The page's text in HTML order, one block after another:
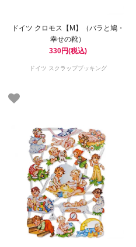
ドイツ クロモス【M】（バラと鳩・
幸せの靴）
330円(税込)
ドイツ スクラップブッキング